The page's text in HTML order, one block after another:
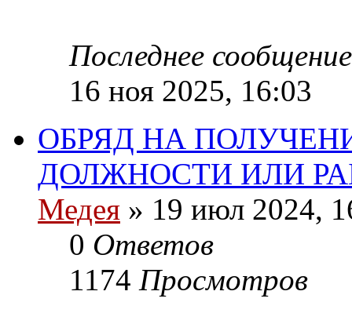
Последнее сообщение
16 ноя 2025, 16:03
ОБРЯД НА
ДОЛЖНОСТИ ИЛИ
Медея » 19 июл 2024,
0 Ответов
1174 Просмотров